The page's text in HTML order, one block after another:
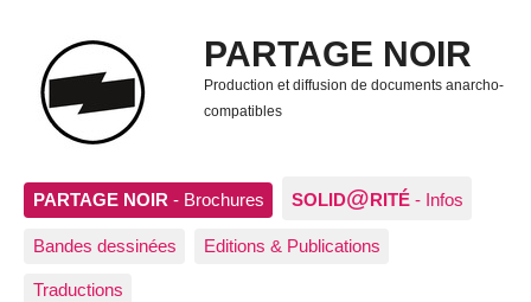
PARTAGE NOIR
Production et diffusion de documents anarcho-
compatibles
PARTAGE NOIR - Brochures SOLID@RITÉ - Infos
Bandes dessinées Editions & Publications
Traductions